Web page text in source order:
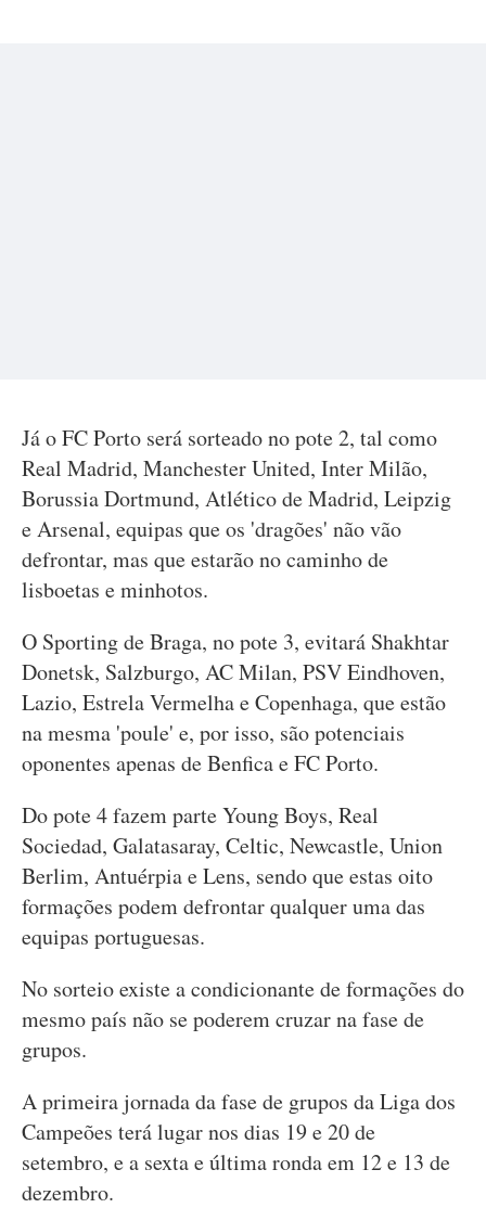
Já o FC Porto será sorteado no pote 2, tal como
Real Madrid, Manchester United, Inter Milão,
Borussia Dortmund, Atlético de Madrid, Leipzig
e Arsenal, equipas que os 'dragões' não vão
defrontar, mas que estarão no caminho de
lisboetas e minhotos.
O Sporting de Braga, no pote 3, evitará Shakhtar
Donetsk, Salzburgo, AC Milan, PSV Eindhoven,
Lazio, Estrela Vermelha e Copenhaga, que estão
na mesma 'poule' e, por isso, são potenciais
oponentes apenas de Benfica e FC Porto.
Do pote 4 fazem parte Young Boys, Real
Sociedad, Galatasaray, Celtic, Newcastle, Union
Berlim, Antuérpia e Lens, sendo que estas oito
formações podem defrontar qualquer uma das
equipas portuguesas.
No sorteio existe a condicionante de formações do
mesmo país não se poderem cruzar na fase de
grupos.
A primeira jornada da fase de grupos da Liga dos
Campeões terá lugar nos dias 19 e 20 de
setembro, e a sexta e última ronda em 12 e 13 de
dezembro.